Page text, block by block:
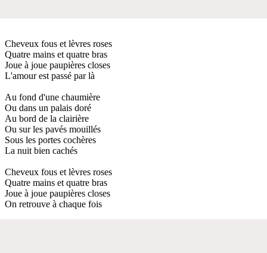
Cheveux fous et lèvres roses
Quatre mains et quatre bras
Joue à joue paupières closes
L'amour est passé par là
Au fond d'une chaumière
Ou dans un palais doré
Au bord de la clairière
Ou sur les pavés mouillés
Sous les portes cochères
La nuit bien cachés
Cheveux fous et lèvres roses
Quatre mains et quatre bras
Joue à joue paupières closes
On retrouve à chaque fois